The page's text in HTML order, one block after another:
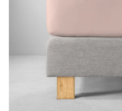
Podmienky ochrany
Reklamačný poriadok